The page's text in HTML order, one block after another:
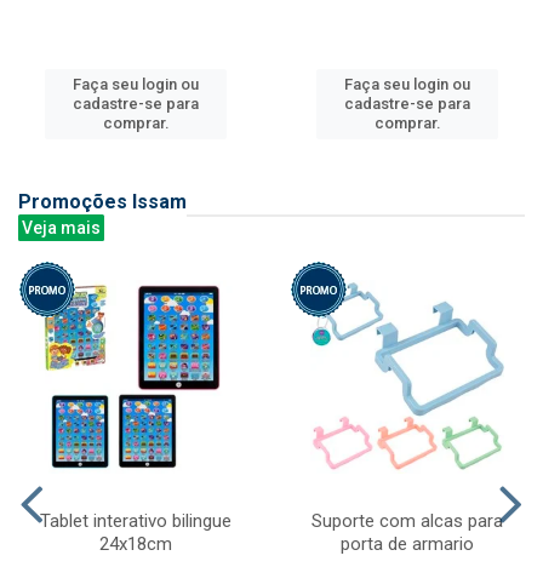
Faça seu login ou
cadastre-se para
comprar.
Faça seu login ou
cadastre-se para
comprar.
Promoções Issam
Veja mais
Tablet interativo bilingue
24x18cm
Suporte com alcas para
porta de armario